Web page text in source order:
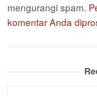
mengurangi spam.
komentar Anda